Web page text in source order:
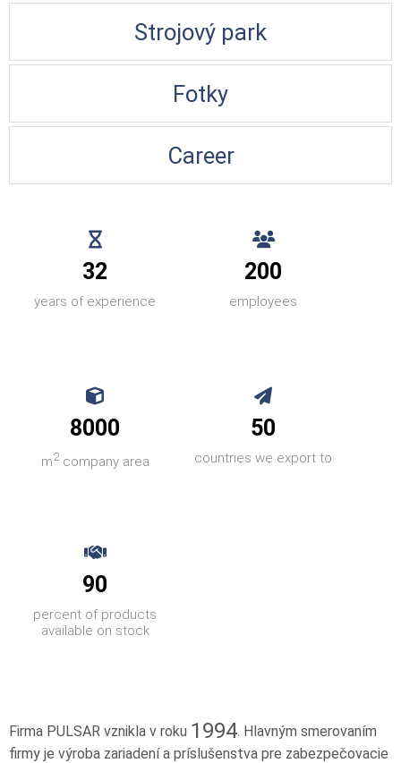
Strojový park
Fotky
Career
32
years of experience
200
employees
8000
m2company area
50
countries we export to
90
percent of products
available on stock
Firma PULSAR vznikla v roku 1994. Hlavným smerovaním
firmy je výroba zariadení a príslušenstva pre zabezpečovacie